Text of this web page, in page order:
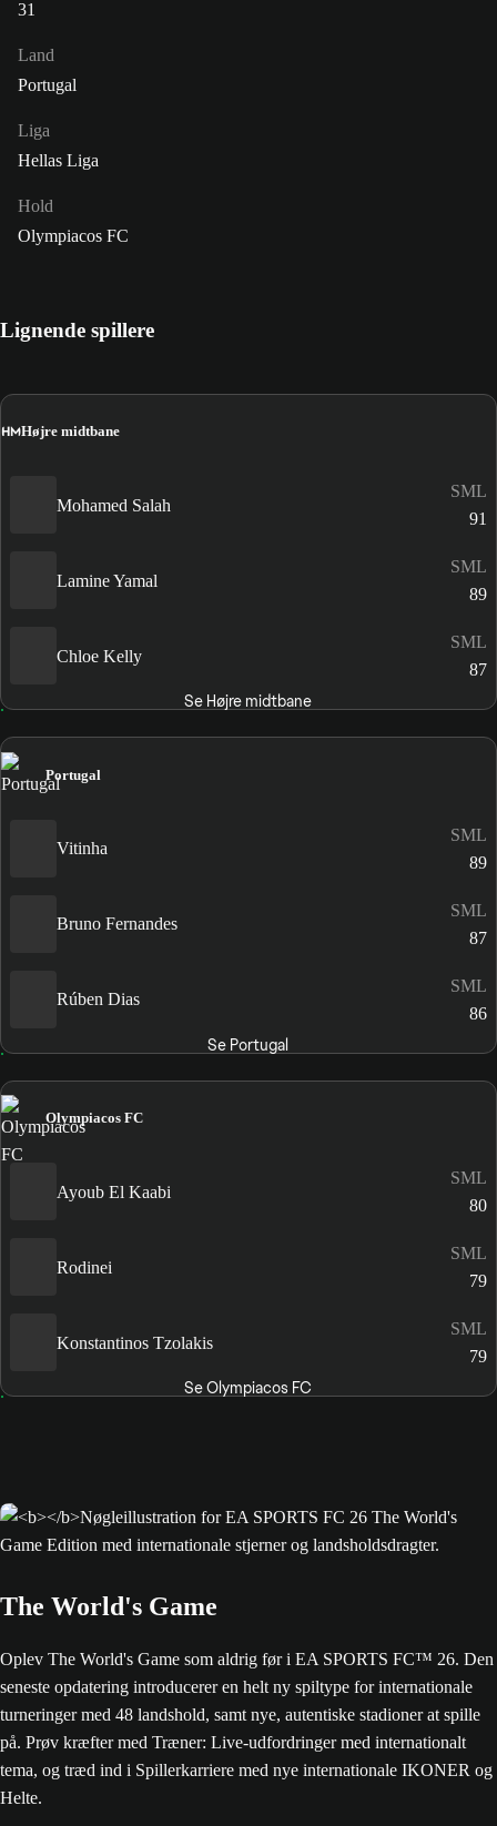
31
Land
Portugal
Liga
Hellas Liga
Hold
Olympiacos FC
Lignende spillere
HMHøjre midtbane
Mohamed Salah
SML
91
Lamine Yamal
SML
89
Chloe Kelly
SML
87
Se Højre midtbane
Portugal
Vitinha
SML
89
Bruno Fernandes
SML
87
Rúben Dias
SML
86
Se Portugal
Olympiacos FC
Ayoub El Kaabi
SML
80
Rodinei
SML
79
Konstantinos Tzolakis
SML
79
Se Olympiacos FC
The World's Game
Oplev The World's Game som aldrig før i EA SPORTS FC™ 26. Den
seneste opdatering introducerer en helt ny spiltype for internationale
turneringer med 48 landshold, samt nye, autentiske stadioner at spille
på. Prøv kræfter med Træner: Live-udfordringer med internationalt
tema, og træd ind i Spillerkarriere med nye internationale IKONER og
Helte.